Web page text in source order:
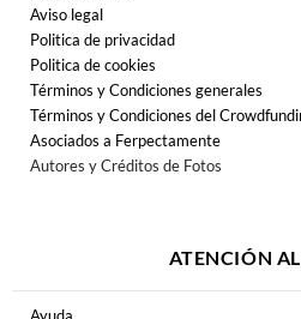
Aviso legal
Politica de privacidad
Politica de cookies
Términos y Condiciones generales
Términos y Condiciones del
Asociados a Ferpectamente
Autores y Créditos de Fotos
ATENCIÓN